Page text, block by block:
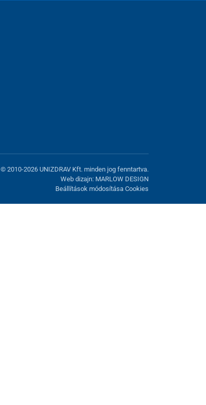
© 2010-2026 UNIZDRAV Kft. minden jog fenntartva.
Web dizajn: MARLOW DESIGN
Beállítások módosítása Cookies